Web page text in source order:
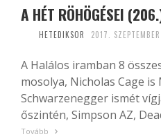
A HÉT RÖHÖGÉSEI
HETEDIKSOR 2017.
A Halálos iramban 8
mosolya, Nicholas Cage is
Schwarzenegger ismét
őszintén, Simpson AZ,
Tovább